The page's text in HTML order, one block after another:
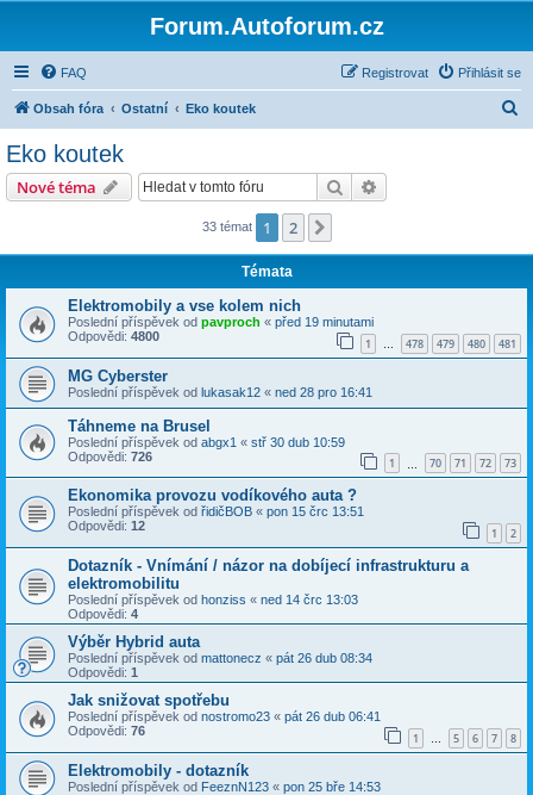
Forum.Autoforum.cz
FAQ Přihlásit se
Registrovat
Obsah fóra Ostatní Eko koutek
Eko koutek
Nové téma Hledat
33 témat 1 2
Témata
Elektromobily a vse kolem nich
Poslední příspěvek od pavproch « před 19 minutami
Odpovědi: 4800 1 … 478 479 480 481
MG Cyberster
Poslední příspěvek od lukasak12 « ned 28 pro 16:41
Táhneme na Brusel
Poslední příspěvek od abgx1 « stř 30 dub 10:59
Odpovědi: 726 1 70 71 72 73
Ekonomika provozu vodíkového auta ?
Poslední příspěvek od řidičBOB « pon 15 črc 13:51
Odpovědi: 12 1 2
Dotazník - Vnímání / názor na dobíjecí infrastrukturu a
elektromobilitu
Poslední příspěvek od honziss « ned 14 črc 13:03
Odpovědi: 4
Výběr Hybrid auta
Poslední příspěvek od mattonecz « pát 26 dub 08:34
Odpovědi: 1
Jak snižovat spotřebu
Poslední příspěvek od nostromo23 « pát 26 dub 06:41
Odpovědi: 76 1 … 5 6 7 8
Elektromobily - dotazník
Poslední příspěvek od FeeznN123 « pon 25 bře 14:53